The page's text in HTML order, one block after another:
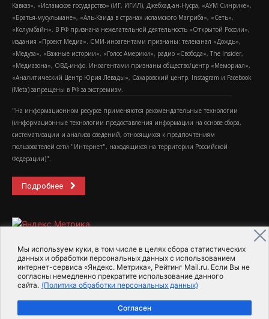
Мы используем куки, в том числе в целях сбора статистических
данных и обработки персональных данных с использованием
интернет-сервиса «Яндекс. Метрика», Рейтинг Mail.ru. Если Вы не
согласны немедленно прекратите использование данного
сайта. (Политика обработки персональных данных)
Согласен
Кавказ», «Исламское государство» (ИГ, ИГИЛ), Джебхад-ан-Нусра, «АУМ Синрике»,
«Братья-мусульмане», «Аль-Каида в странах исламского Магриба», «Сеть»,
«Колумбайн». В РФ признана нежелательной деятельность «Открытой России»,
издания «Проект Медиа». СМИ-иноагентами признаны: телеканал «Дождь»,
«Медуза», «Важные истории», «Голос Америки», радио «Свобода», The Insider,
«Медиазона», ОВД-инфо. Иноагентами признаны общество/центр «Мемориал»,
«Аналитический Центр Юрия Левады», Сахаровский центр. Instagram и Facebook
(Metа) запрещены в РФ за экстремизм.
"На информационном ресурсе применяются рекомендательные технологии
(информационные технологии предоставления информации на основе сбора,
систематизации и анализа сведений, относящихся к предпочтениям
пользователей сети "Интернет", находящихся на территории Российской
Федерации)".
Подробнее
2015-2026- Информационное агентство МедиаПоток
Для справки Об издании
Пользовательское соглашение
Политика обработки персональных данных